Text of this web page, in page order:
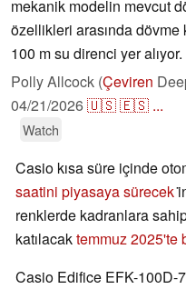
mekanik modelin mevcut
özellikleri arasında dövme
100 m su direnci yer alıyor.
Polly Allcock (Çeviren
04/21/2026🇺🇸🇪🇸 ...
Watch
Casio kısa süre içinde
saatini piyasaya sürecek
renklerde kadranlara
katılacaktemmuz 2025'te
Casio Edifice EFK-100D-